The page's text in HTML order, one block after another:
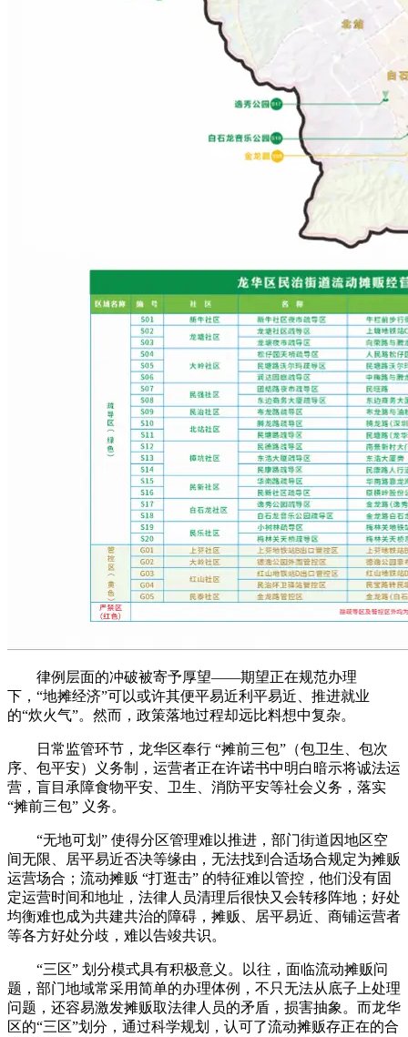
律例层面的冲破被寄予厚望——期望正在规范办理
下，“地摊经济”可以或许其便平易近利平易近、推进就业
的“炊火气”。然而，政策落地过程却远比料想中复杂。
日常监管环节，龙华区奉行 “摊前三包”（包卫生、包次
序、包平安）义务制，运营者正在许诺书中明白暗示将诚法运
营，盲目承障食物平安、卫生、消防平安等社会义务，落实
“摊前三包” 义务。
“无地可划” 使得分区管理难以推进，部门街道因地区空
间无限、居平易近否决等缘由，无法找到合适场合规定为摊贩
运营场合；流动摊贩 “打逛击” 的特征难以管控，他们没有固
定运营时间和地址，法律人员清理后很快又会转移阵地；好处
均衡难也成为共建共治的障碍，摊贩、居平易近、商铺运营者
等各方好处分歧，难以告竣共识。
“三区” 划分模式具有积极意义。以往，面临流动摊贩问
题，部门地域常采用简单的办理体例，不只无法从底子上处理
问题，还容易激发摊贩取法律人员的矛盾，损害抽象。而龙华
区的“三区”划分，通过科学规划，认可了流动摊贩存正在的合